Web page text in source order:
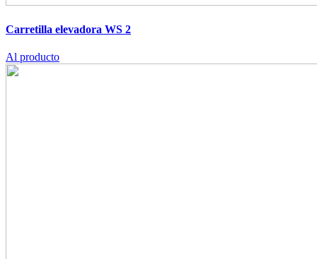
Carretilla elevadora WS 2
Al producto